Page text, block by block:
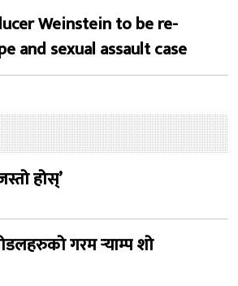
Weinstein to be re-
and sexual assault case
होस्’
गरम र्‍याम्प शो